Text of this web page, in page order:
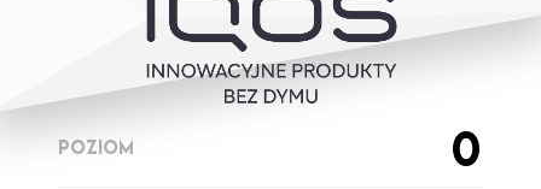
POZIOM 0